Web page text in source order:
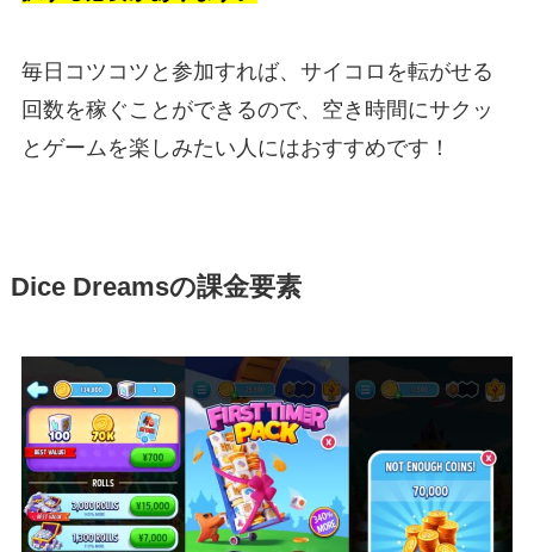
毎日コツコツと参加すれば、サイコロを転がせる
回数を稼ぐことができるので、空き時間にサクッ
とゲームを楽しみたい人にはおすすめです！
Dice Dreamsの課金要素